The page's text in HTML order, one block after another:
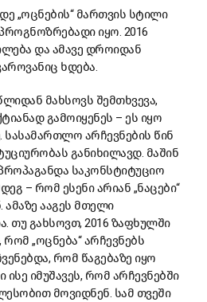
„ოცნების“ მართვის სტილი
იყო. 2016
და ამავე დროიდან
ხდება.
მახსოვს შემთხვევა,
გამოიყენეს – ეს იყო
სასამართლო არჩევნების წინ
განიხილავდ. მაშინ
საკონსტიტუციო
– რომ ესენი არიან „ნაცები“
ააგეს მთელი
თუ გახსოვთ, 2016 ზაფხულში
„ოცნება“ არჩევნებს
რომ წაგებაზე იყო
ისე იმუშავეს, რომ არჩევნებში
მოვიდნენ. სამ თვეში